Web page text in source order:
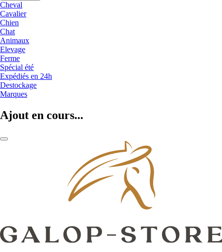
Cheval
Cavalier
Chien
Chat
Animaux
Elevage
Ferme
Spécial été
Expédiés en 24h
Destockage
Marques
Ajout en cours...